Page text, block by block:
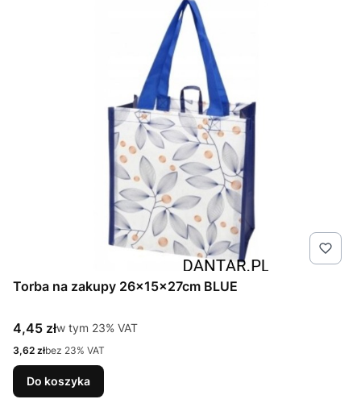
Torba na zakupy 26x15x27cm BLUE
Cena brutto
4,45 złw tym %s VAT
w tym 23% VAT
Cena netto
3,62 złbez 23% VAT
Do koszyka